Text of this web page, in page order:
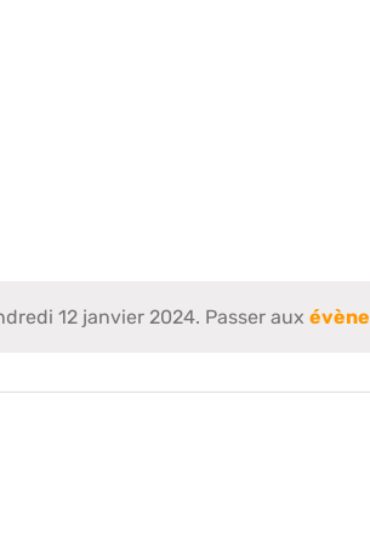
12 janvier 2024. Passer aux